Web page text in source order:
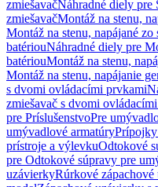
zmiešavačNáhradné diely pre
zmiešavačMontáž na stenu,
Montáž na stenu, napájané zo
batériouNáhradné diely pre
batériouMontáž na stenu,
Montáž na stenu, napájanie
s dvomi ovládacími prvkami
zmiešavač s dvomi
pre PríslušenstvoPre
umývadlové armatúryPrípojky
prístroje a výlevkuOdtokové
pre Odtokové súpravy pre
uzávierkyRúrkové